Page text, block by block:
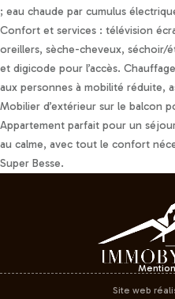
; eau chaude par cumulus
Confort et services : télévision
oreillers, sèche-cheveux, séchoir/
et digicode pour l’accès.
aux personnes à mobilité réduite,
Mobilier d’extérieur sur le balcon
Appartement parfait pour un
au calme, avec tout le confort
Super Besse.
Site web